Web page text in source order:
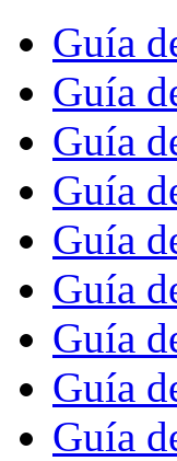
Guía
Guía
Guía
Guía
Guía
Guía
Guía
Guía
Guía